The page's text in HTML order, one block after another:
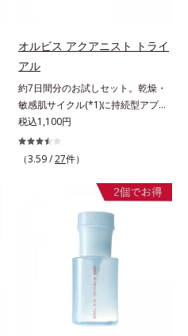
ニン、イソロイシン、ヒスチジン
（毛髪補修）*6 加水分解ゴマタン
パクＰＧプロピルメチルシランジオ
ール（毛髪補修）*7 コレステロー
ル（保湿）各商品の詳しい情報は商
品ページをご覧ください。・エッセ
ンスインヘアミルクは、こちら
み、ポンポンするだけでキレイが復
活します。リキッド、クッション、
パウダー、どんなファンデーション
の上に重ねてもOK。携帯に便利な
コンパクトタイプです。
オルビス アクアニスト トライ
アル
約7日間分のお試しセット。乾燥・
敏感肌サイクル(*1)に持続型アプロ
ーチ。敏感肌用保湿スキンケア
(*2)。うるおいを逃し、刺激を受け
やすい角層の“乾燥敏感スランプ
のうるおい研究により完成した、待
望の敏感肌用保湿スキンケアライン
敏感スランプの原因にアプローチす
る持続型トリプルアミノ酸(*4)を配
合。もともと体内にあるアミノ酸は
異物として排出されにくく、肌にと
どまってうるおいを蓄えてくれま
す。刺激を受けやすくなった角層を
税込1,100円
（3.59 /27件）